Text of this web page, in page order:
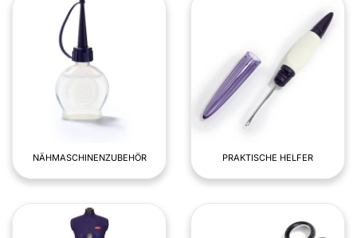
NÄHMASCHINENZUBEHÖR PRAKTISCHE HELFER